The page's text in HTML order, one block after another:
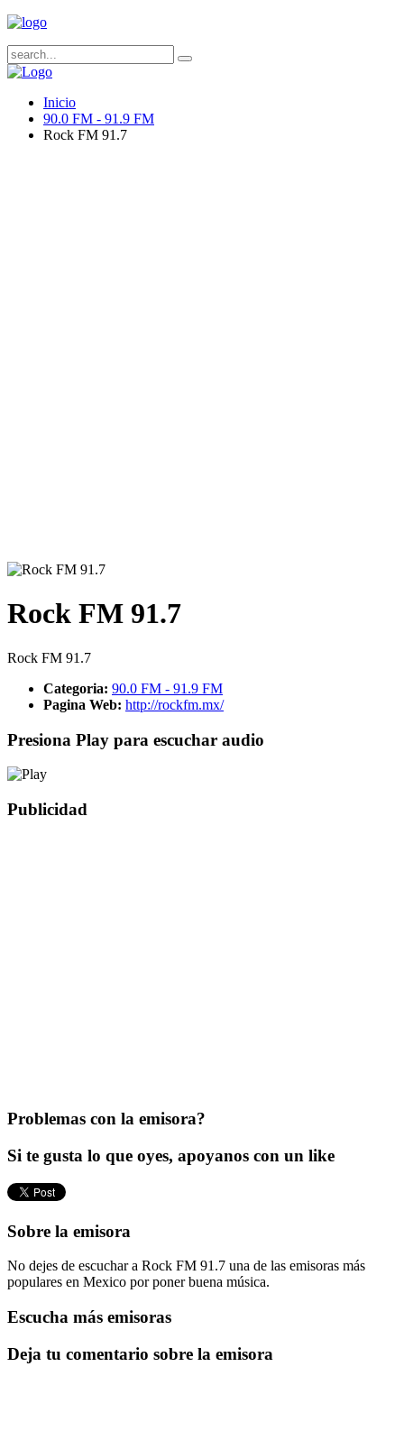
Inicio
90.0 FM - 91.9 FM
Rock FM 91.7
Rock FM 91.7
Rock FM 91.7
Categoria: 90.0 FM - 91.9 FM
Pagina Web: http://rockfm.mx/
Presiona Play para escuchar audio
Publicidad
Problemas con la emisora?
Si te gusta lo que oyes, apoyanos con un like
Sobre la emisora
No dejes de escuchar a Rock FM 91.7 una de las emisoras más
populares en Mexico por poner buena música.
Escucha más emisoras
Deja tu comentario sobre la emisora